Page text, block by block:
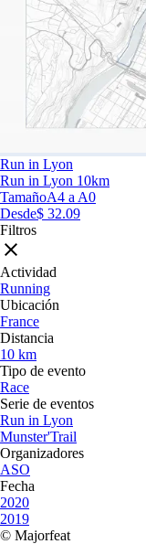
Run in Lyon
Run in Lyon 10km
TamañoA4 a A0
Desde$ 32.09
Filtros
Actividad
Running
Ubicación
France
Distancia
10 km
Tipo de evento
Race
Serie de eventos
Run in Lyon
Munster'Trail
Organizadores
ASO
Fecha
2020
2019
© Majorfeat